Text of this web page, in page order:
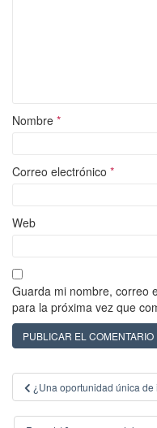
Nombre *
Correo electrónico *
Web
Guarda mi nombre, correo
para la próxima vez que
Navegación
de
¿Una oportunidad única